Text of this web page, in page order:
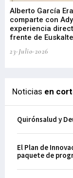
Alberto García
comparte con
experiencia
frente de
23-Julio-2026
Noticias en
Quirónsalud y
El Plan de
paquete de